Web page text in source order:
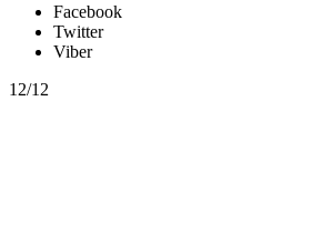
Facebook
Twitter
Viber
12/12